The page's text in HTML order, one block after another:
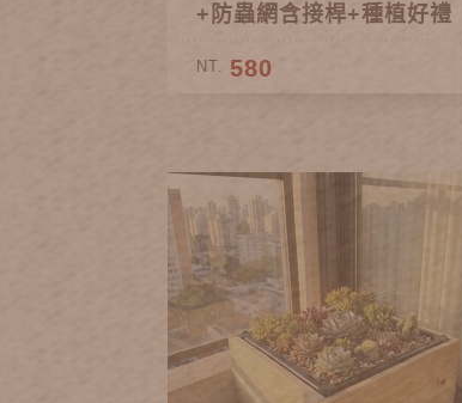
+防蟲網含接桿+種植好禮
NT. 580